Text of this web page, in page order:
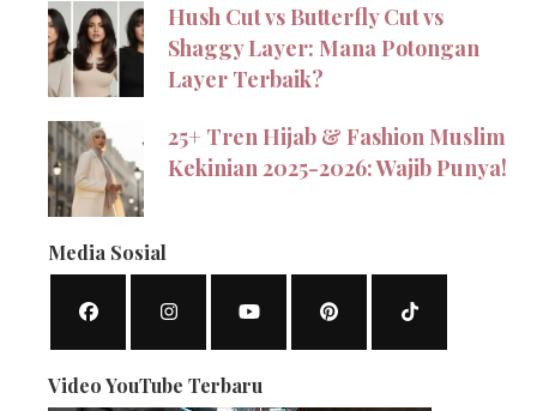
Hush Cut vs Butterfly Cut vs
Shaggy Layer: Mana Potongan
Layer Terbaik?
25+ Tren Hijab & Fashion Muslim
Kekinian 2025-2026: Wajib Punya!
Media Sosial
Video YouTube Terbaru